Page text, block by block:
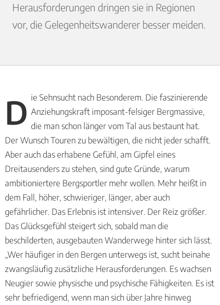
Herausforderungen dringen sie in Regionen
vor, die Gelegenheitswanderer besser meiden.
Die Sehnsucht nach Besonderem. Die faszinierende Anziehungskraft imposant-felsiger Bergmassive,
die man schon länger vom Tal aus bestaunt hat.
Der Wunsch Touren zu bewältigen, die nicht jeder schafft.
Aber auch das erhabene Gefühl, am Gipfel eines
Dreitausenders zu stehen, sind gute Gründe, warum
ambitioniertere Bergsportler mehr wollen. Mehr heißt in
dem Fall, höher, schwieriger, länger, aber auch
gefährlicher. Das Erlebnis ist intensiver. Der Reiz größer.
Das Glücksgefühl steigert sich, sobald man die
beschilderten, ausgebauten Wanderwege hinter sich lässt.
„Wer häufiger in den Bergen unterwegs ist, sucht beinahe
zwangsläufig zusätzliche Herausforderungen. Es wachsen
Neugier sowie physische und psychische Fähigkeiten. Es ist
sehr befriedigend, wenn man sich über Jahre hinweg